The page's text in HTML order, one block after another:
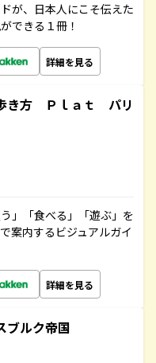
が、日本人にこそ伝えた
できる１冊！
詳細を見る
き方 Ｐｌａｔ パリ
」「食べる」「遊ぶ」を
案内するビジュアルガイ
詳細を見る
ルク帝国